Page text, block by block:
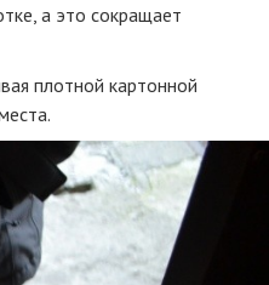
а это сокращает
плотной картонной